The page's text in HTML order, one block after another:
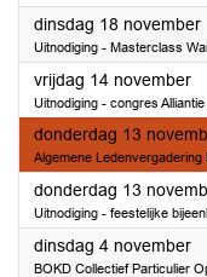
dinsdag 18 november
Uitnodiging - Masterclass
vrijdag 14 november
Uitnodiging - congres
donderdag 13
Algemene
donderdag 13
Uitnodiging - feestelijke
dinsdag 4 november
BOKD Collectief Particulier